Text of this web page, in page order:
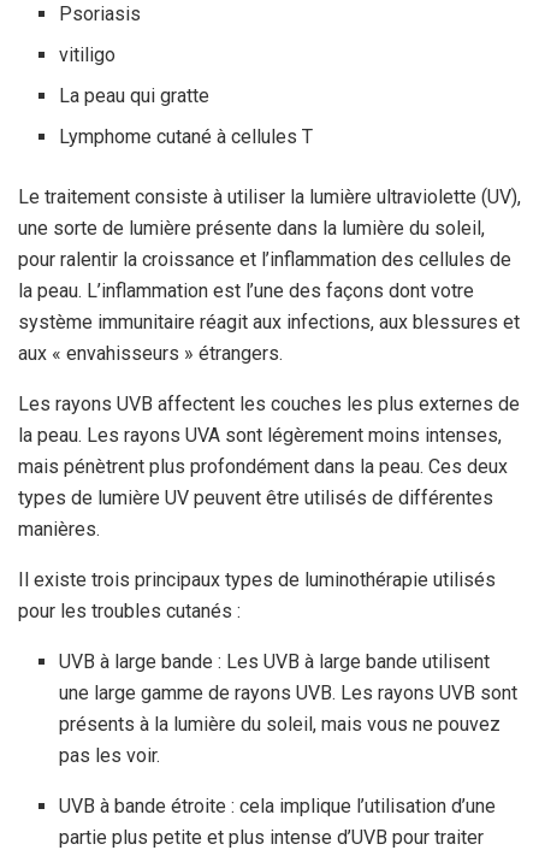
Psoriasis
vitiligo
La peau qui gratte
Lymphome cutané à cellules T
Le traitement consiste à utiliser la lumière ultraviolette (UV),
une sorte de lumière présente dans la lumière du soleil,
pour ralentir la croissance et l’inflammation des cellules de
la peau. L’inflammation est l’une des façons dont votre
système immunitaire réagit aux infections, aux blessures et
aux « envahisseurs » étrangers.
Les rayons UVB affectent les couches les plus externes de
la peau. Les rayons UVA sont légèrement moins intenses,
mais pénètrent plus profondément dans la peau. Ces deux
types de lumière UV peuvent être utilisés de différentes
manières.
Il existe trois principaux types de luminothérapie utilisés
pour les troubles cutanés :
UVB à large bande : Les UVB à large bande utilisent
une large gamme de rayons UVB. Les rayons UVB sont
présents à la lumière du soleil, mais vous ne pouvez
pas les voir.
UVB à bande étroite : cela implique l’utilisation d’une
partie plus petite et plus intense d’UVB pour traiter